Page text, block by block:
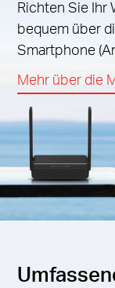
Richten Sie Ihr
bequem über
Smartphone
Mehr über die